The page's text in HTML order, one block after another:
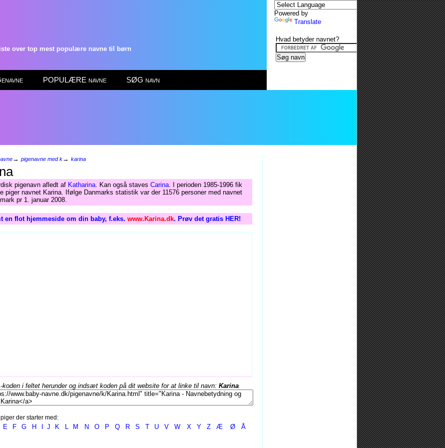
over top mest populære navne til børn
POPULÆRE navne SØG navn
→ pigenavne med k→ karina
pigenavn afledt af Katharina. Kan også staves Carina. I perioden 1985-1996 fik
piger navnet Karina. Ifølge Danmarks statistik var der 11576 personer med navnet
pr 1. januar 2008.
en flot hjemmeside om din baby, f.eks. www.Karina.dk. Prøv det gratis HER!
koden i feltet herunder og indsæt koden på dit website for at linke til navn: Karina
der starter med:
E F G H J K L M N O P Q R S T U V W X Y Z Æ Ø Å
Powered by
Translate
Hvad betyder navnet?